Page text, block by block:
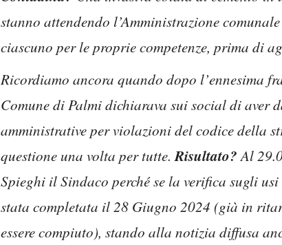
stanno attendendo l’Amministrazione
ciascuno per le proprie competenze, prima di
Ricordiamo ancora quando dopo l’ennesima
Comune di Palmi dichiarava sui social di aver
amministrative per violazioni del codice della
questione una volta per tutte.Risultato?Al
Spieghi il Sindaco perché se la verifica sugli
stata completata il 28 Giugno 2024 (già in
essere compiuto), stando alla notizia diffusa